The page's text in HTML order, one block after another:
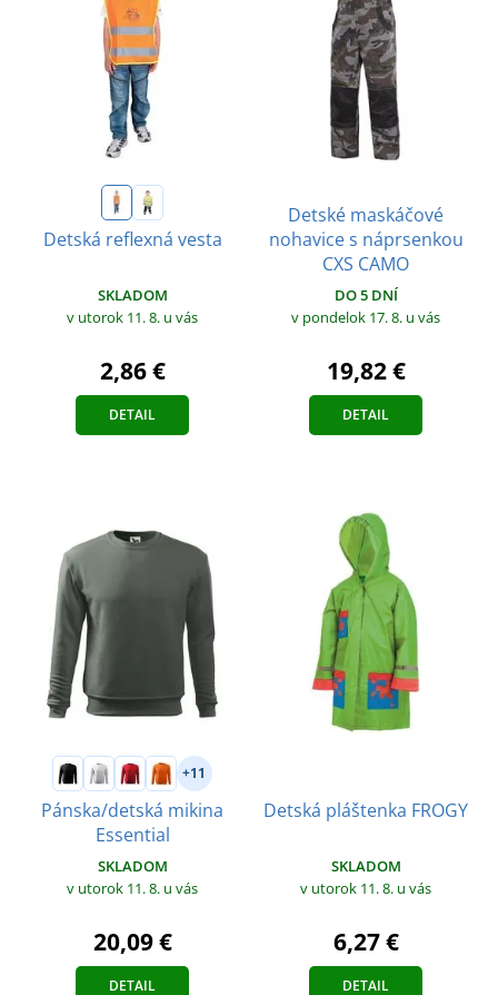
Detská reflexná vesta
SKLADOM
v utorok 11. 8. u vás
2,86 €
DETAIL
Detské maskáčové
nohavice s náprsenkou
CXS CAMO
DO 5 DNÍ
v pondelok 17. 8. u vás
19,82 €
DETAIL
+11
Pánska/detská mikina
Essential
SKLADOM
v utorok 11. 8. u vás
20,09 €
DETAIL
Detská pláštenka FROGY
SKLADOM
v utorok 11. 8. u vás
6,27 €
DETAIL